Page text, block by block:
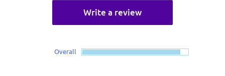
Write a review
Overall